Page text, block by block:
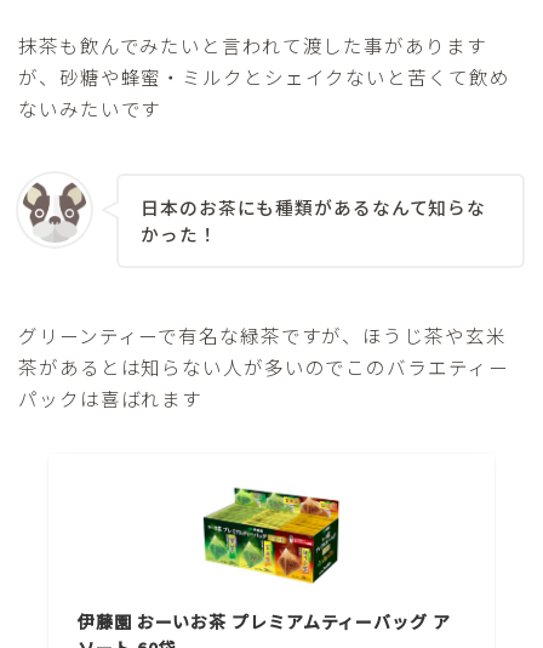
抹茶も飲んでみたいと言われて渡した事があります
が、砂糖や蜂蜜・ミルクとシェイクないと苦くて飲め
ないみたいです
日本のお茶にも種類があるなんて知らな
かった！
グリーンティーで有名な緑茶ですが、ほうじ茶や玄米
茶があるとは知らない人が多いのでこのバラエティー
パックは喜ばれます
伊藤園 おーいお茶 プレミアムティーバッグ ア